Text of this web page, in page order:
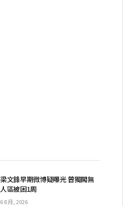
梁文鋒早期微博疑曝光 曾獨闖無
人區被困1周
6 8 月, 2026